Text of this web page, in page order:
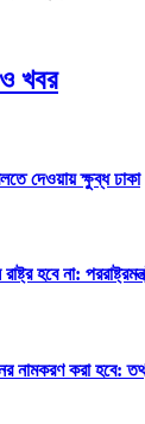
খবর
দেওয়ায় ক্ষুব্ধ ঢাকা
হবে না:
নামকরণ করা হবে: